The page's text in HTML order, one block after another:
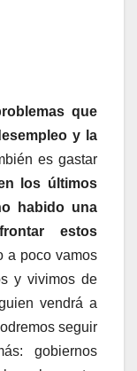
que
y la
es gastar
los últimos
habido una
estos
a poco vamos
y vivimos de
vendrá a
seguir
gobiernos